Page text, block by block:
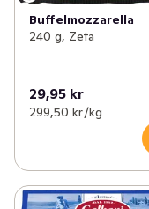
Buffelmozzarella
240 g, Zeta
29,95 kr
299,50 kr /kg